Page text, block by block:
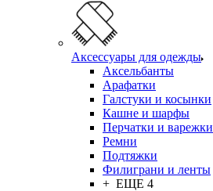
Аксессуары для одежды
Аксельбанты
Арафатки
Галстуки и косынки
Кашне и шарфы
Перчатки и варежки
Ремни
Подтяжки
Филиграни и ленты
+ ЕЩЕ 4